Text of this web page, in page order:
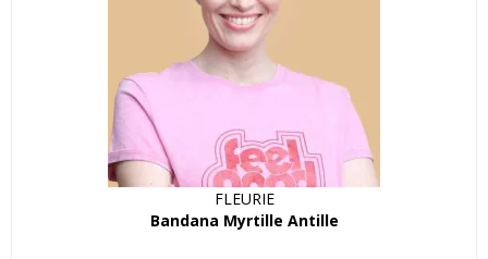
FLEURIE
Bandana Myrtille Antille